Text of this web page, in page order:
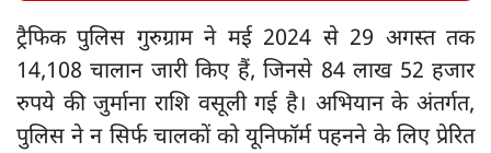
ट्रैफिक पुलिस गुरुग्राम ने मई 2024 से 29 अगस्त तक
14,108 चालान जारी किए हैं, जिनसे 84 लाख 52 हजार
रुपये की जुर्माना राशि वसूली गई है। अभियान के अंतर्गत,
पुलिस ने न सिर्फ चालकों को यूनिफॉर्म पहनने के लिए प्रेरित